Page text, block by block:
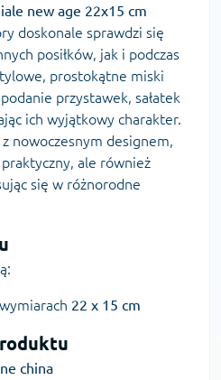
new age 22x15 cm
doskonale sprawdzi się
posiłków, jak i podczas
prostokątne miski
przystawek, sałatek
ich wyjątkowy charakter.
nowoczesnym designem,
ale również
się w różnorodne
22 x 15 cm
china